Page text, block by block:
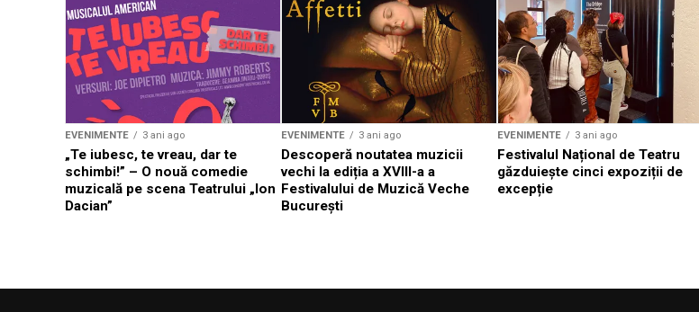
EVENIMENTE 3 ani ago
„Te iubesc, te vreau, dar te
schimbi!” – O nouă comedie
muzicală pe scena Teatrului „Ion
Dacian”
EVENIMENTE 3 ani ago
Descoperă noutatea muzicii
vechi la ediția a XVIII-a a
Festivalului de Muzică Veche
București
EVENIMENTE 3 ani ago
Festivalul Național de Teatru
găzduiește cinci expoziții de
excepție